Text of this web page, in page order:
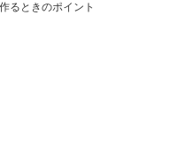
るときのポイント